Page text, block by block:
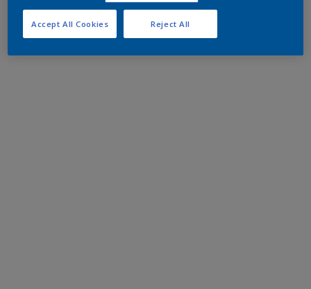
Reject All
Accept All Cookies